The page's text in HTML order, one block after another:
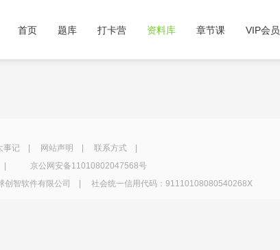
首页 题库 打卡营 资料库 章节课 VIP会员
事记| 网站声明 联系方式|
京公网安备11010802047568号
创智软件有限公司 | 社会统一信用代码：91110108080540268X